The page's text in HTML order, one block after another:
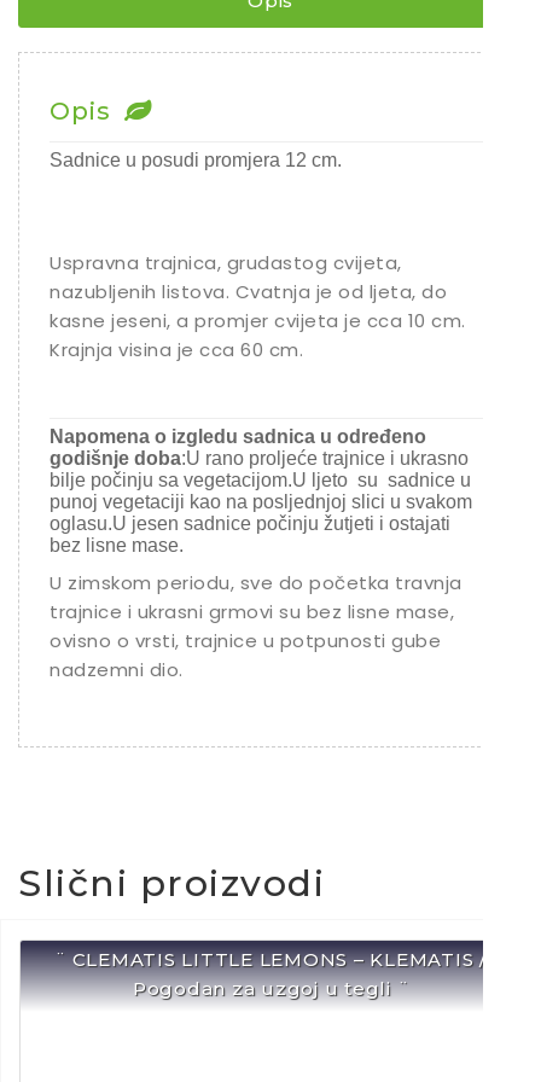
Chili
Opis
Sadnice u posudi promjera 12 cm.
Uspravna trajnica, grudastog cvijeta,
nazubljenih listova. Cvatnja je od ljeta, do
kasne jeseni, a promjer cvijeta je cca 10 cm.
Krajnja visina je cca 60 cm.
Napomena o izgledu sadnica u određeno
godišnje doba:U rano proljeće trajnice i ukrasno
bilje počinju sa vegetacijom.U ljeto su sadnice u
punoj vegetaciji kao na posljednjoj slici u svakom
oglasu.U jesen sadnice počinju žutjeti i ostajati
bez lisne mase.
U zimskom periodu, sve do početka travnja
trajnice i ukrasni grmovi su bez lisne mase,
ovisno o vrsti, trajnice u potpunosti gube
nadzemni dio.
Slični proizvodi
¨ CLEMATIS LITTLE LEMONS – KLEMATIS /
Pogodan za uzgoj u tegli ¨